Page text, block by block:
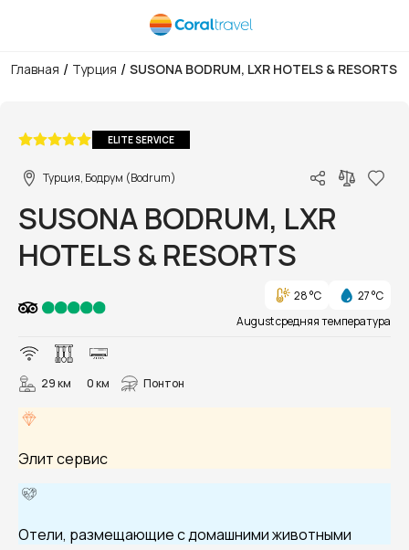
Главная / Турция / SUSONA BODRUM, LXR HOTELS & RESORTS
ELITE SERVICE
Турция, Бодрум (Bodrum)
SUSONA BODRUM, LXR
HOTELS & RESORTS
28 °C
27 °C
August средняя температура
29 км 0 км Понтон
Элит сервис
Отели, размещающие с домашними животными